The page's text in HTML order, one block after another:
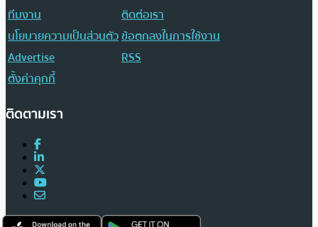
ทีมงาน
ติดต่อเรา
นโยบายความเป็นส่วนตัวข้อตกลงในการใช้งาน
Advertise
RSS
ตั้งค่าคุกกี้
ติดตามเรา